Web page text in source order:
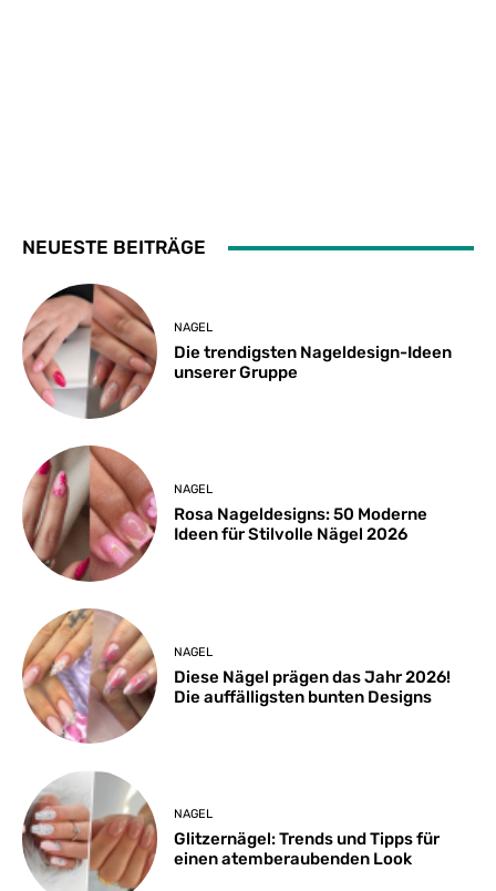
NEUESTE BEITRÄGE
NAGEL
Die trendigsten Nageldesign-Ideen
unserer Gruppe
NAGEL
Rosa Nageldesigns: 50 Moderne
Ideen für Stilvolle Nägel 2026
NAGEL
Diese Nägel prägen das Jahr 2026!
Die auffälligsten bunten Designs
NAGEL
Glitzernägel: Trends und Tipps für
einen atemberaubenden Look